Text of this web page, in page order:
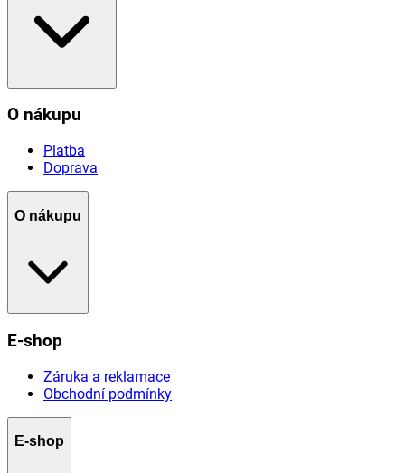
O nákupu
Platba
Doprava
O nákupu
E-shop
Záruka a reklamace
Obchodní podmínky
E-shop